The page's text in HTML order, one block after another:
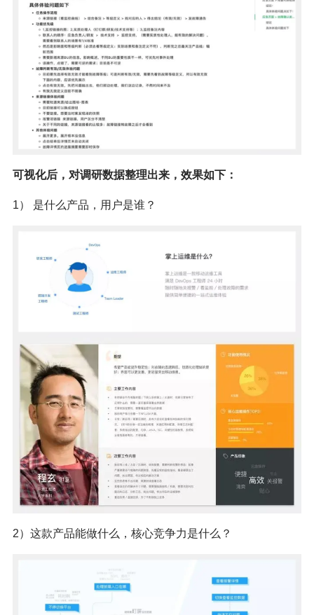
可视化后，对调研数据整理出来，效果如下：
1） 是什么产品，用户是谁？
2）这款产品能做什么，核心竞争力是什么？